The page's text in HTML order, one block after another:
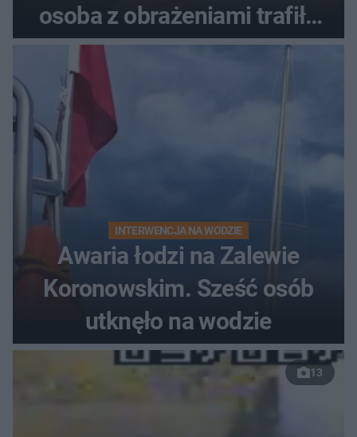
osoba z obrażeniami trafiła
do szpitala
INTERWENCJA NA WODZIE
Awaria łodzi na Zalewie
Koronowskim. Sześć osób
utknęło na wodzie
13